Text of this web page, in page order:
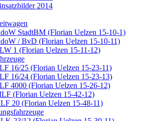
2014
StadtBM (Florian Uelzen 15-10-1)
/ BvD (Florian Uelzen 15-10-11)
1 (Florian Uelzen 15-11-12)
16/25 (Florian Uelzen 15-23-11)
16/24 (Florian Uelzen 15-23-13)
4000 (Florian Uelzen 15-26-12)
(Florian Uelzen 15-42-12)
20 (Florian Uelzen 15-48-11)